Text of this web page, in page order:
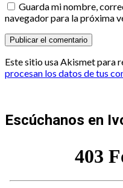
Guarda mi nombre,
navegador para la próxima
Este sitio usa Akismet para
procesan los datos de tus
Escúchanos en